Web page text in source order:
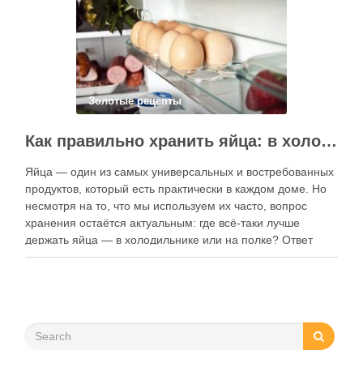
функции. Ниже …
Золотые рецепты
Как правильно хранить яйца: в холодильнике или на полке?
Яйца — один из самых универсальных и востребованных
продуктов, который есть практически в каждом доме. Но
несмотря на то, что мы используем их часто, вопрос
хранения остаётся актуальным: где всё-таки лучше
держать яйца — в холодильнике или на полке? Ответ
зависит от нескольких факторов, включая температуру